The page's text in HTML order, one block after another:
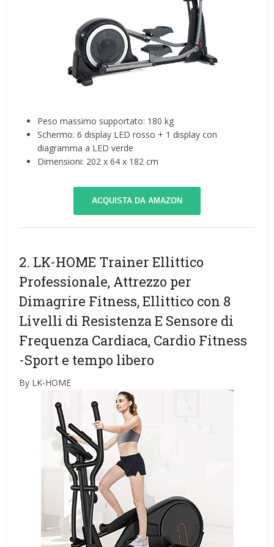
Peso massimo supportato: 180 kg
Schermo: 6 display LED rosso + 1 display con
diagramma a LED verde
Dimensioni: 202 x 64 x 182 cm
ACQUISTA DA AMAZON
2. LK-HOME Trainer Ellittico
Professionale, Attrezzo per
Dimagrire Fitness, Ellittico con 8
Livelli di Resistenza E Sensore di
Frequenza Cardiaca, Cardio Fitness
-Sport e tempo libero
By LK-HOME